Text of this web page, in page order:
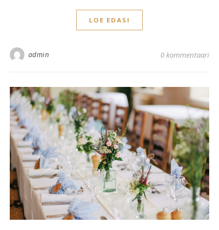
LOE EDASI
admin 0 kommentaari